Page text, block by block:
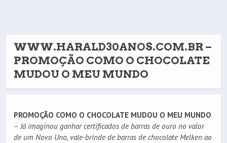
WWW.HARALD30ANOS.COM.BR –
PROMOÇÃO COMO O CHOCOLATE
MUDOU O MEU MUNDO
PROMOÇÃO COMO O CHOCOLATE MUDOU O MEU MUNDO
–Já imaginou ganhar certificados de barras de ouro no valor
de um Novo Uno, vale-brinde de barras de chocolate Melken ao